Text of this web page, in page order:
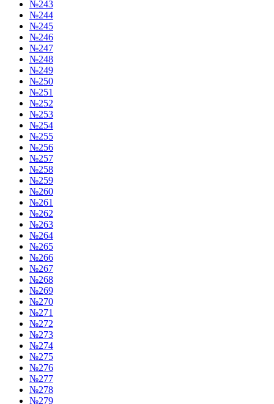
№243
№244
№245
№246
№247
№248
№249
№250
№251
№252
№253
№254
№255
№256
№257
№258
№259
№260
№261
№262
№263
№264
№265
№266
№267
№268
№269
№270
№271
№272
№273
№274
№275
№276
№277
№278
№279